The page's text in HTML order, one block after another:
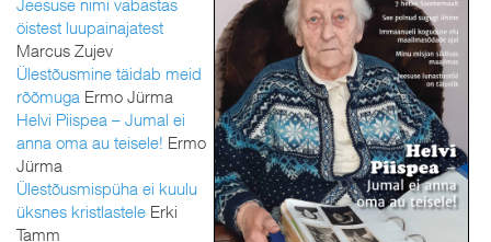
Jeesuse nimi vabastas
öistest luupainajatest
Marcus Zujev
Ülestõusmine täidab meid
rõõmuga Ermo Jürma
Helvi Piispea – Jumal ei
anna oma au teisele! Ermo
Jürma
Ülestõusmispüha ei kuulu
üksnes kristlastele Erki
Tamm